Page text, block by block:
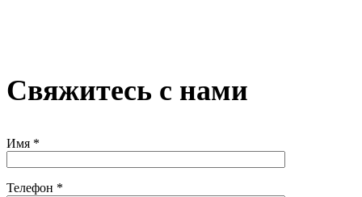
Свяжитесь с нами
Имя *
Телефон *